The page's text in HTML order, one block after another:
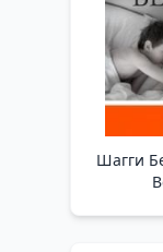
Шагги